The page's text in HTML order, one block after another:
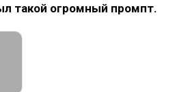
такой огромный промпт.